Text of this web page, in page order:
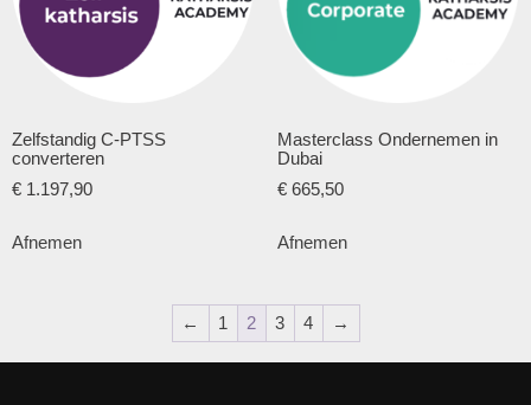
Zelfstandig C-PTSS
converteren
€ 1.197,90
Afnemen
Masterclass Ondernemen in
Dubai
€ 665,50
Afnemen
← 1 2 3 4 →